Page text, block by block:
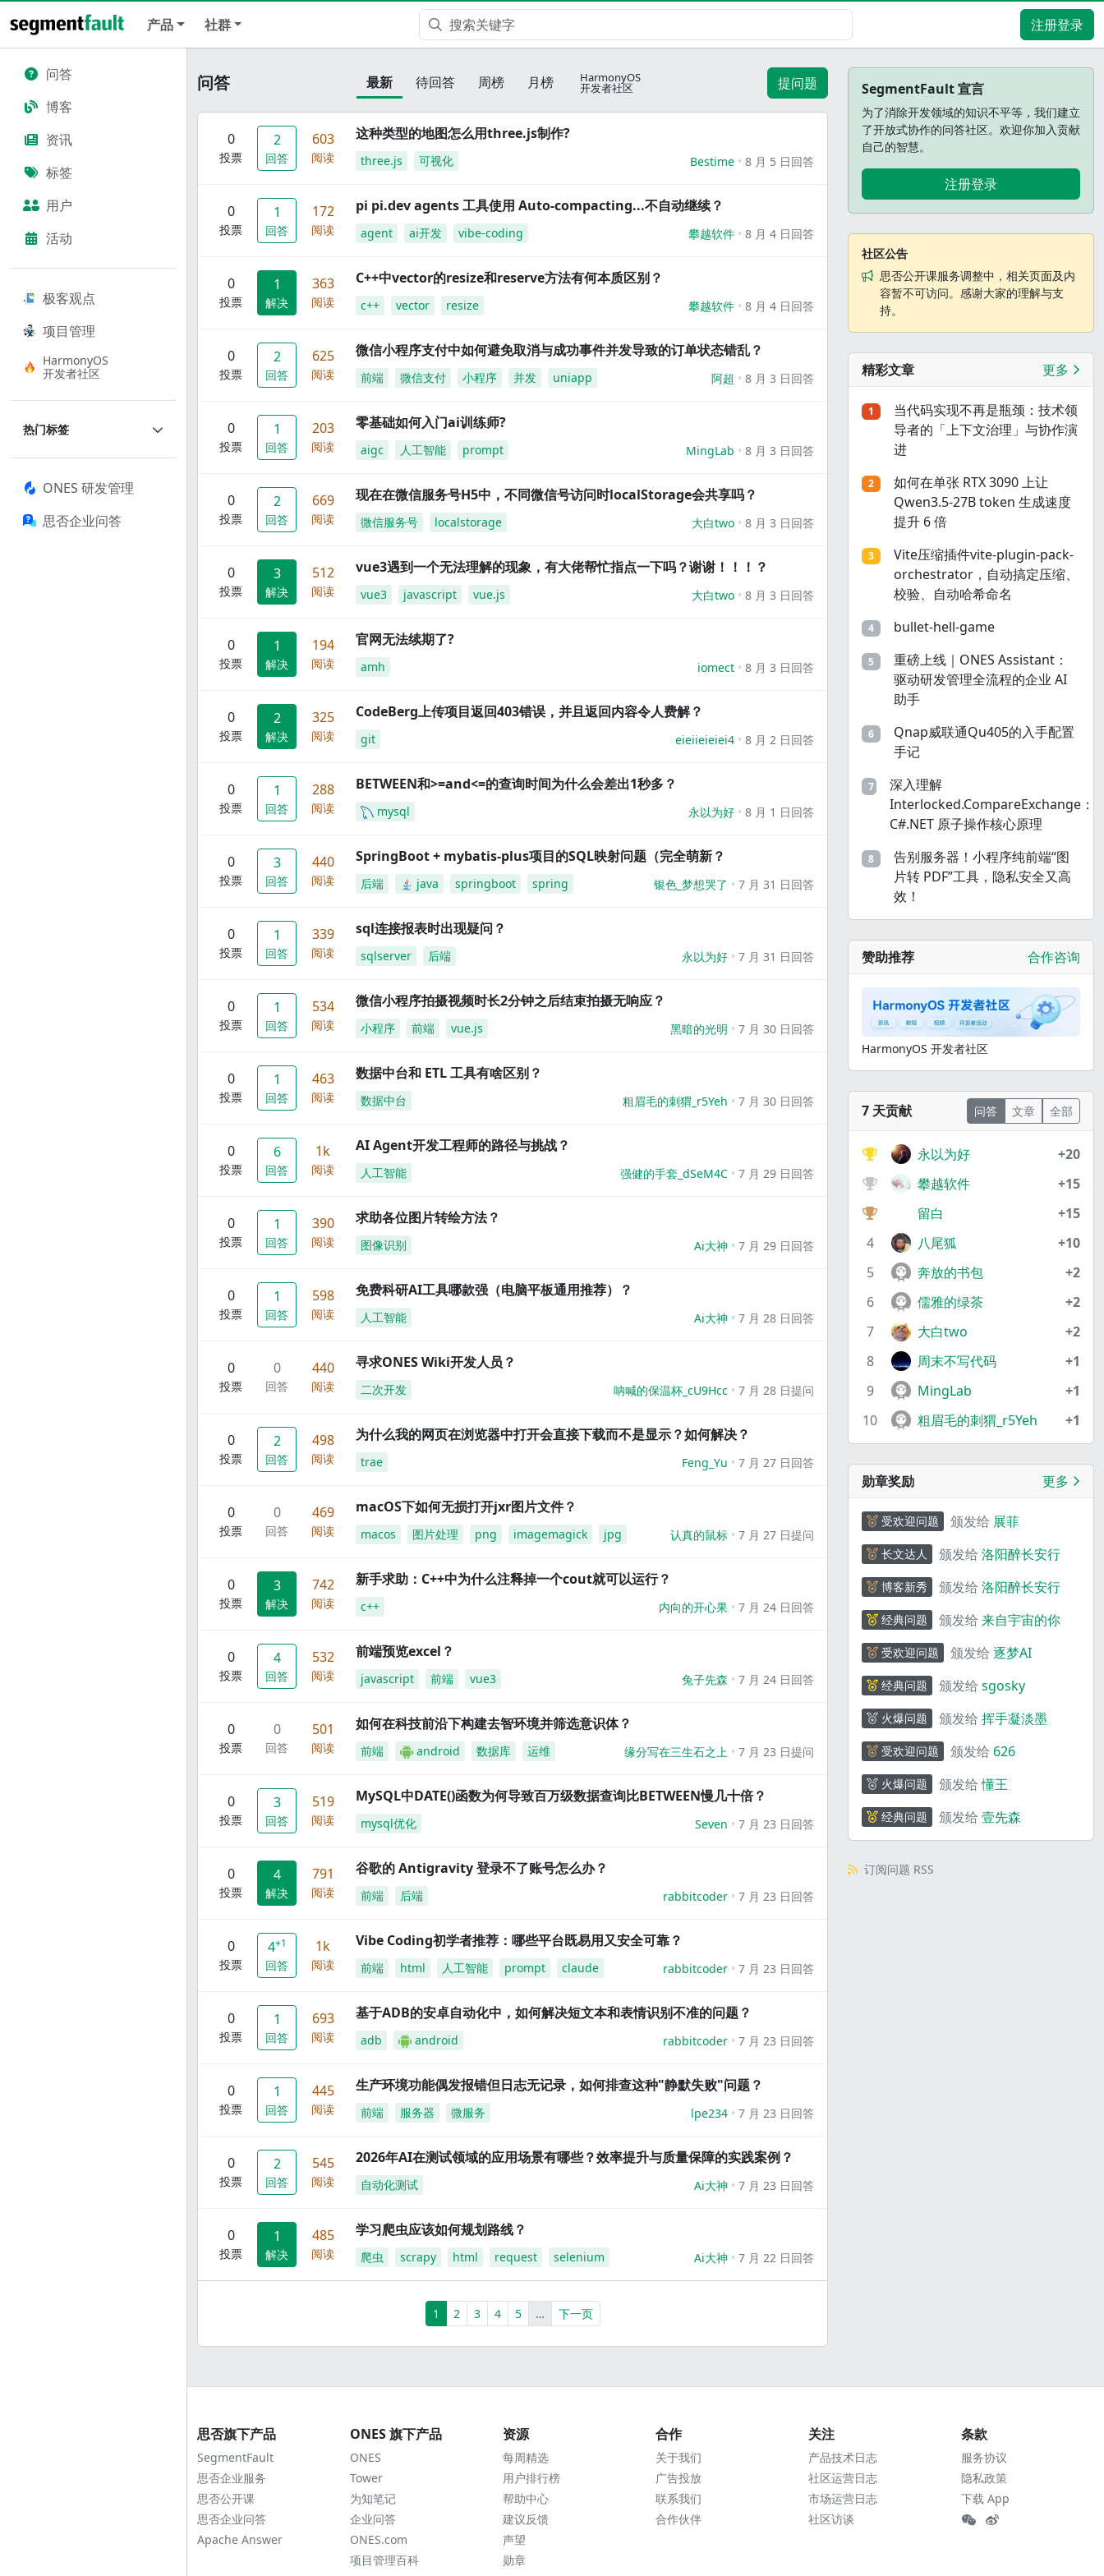
产品 社群 注册登录
问答
博客
资讯
标签
用户
活动
极客观点
项目管理
HarmonyOS
开发者社区
热门标签
ONES 研发管理
思否企业问答
问答 最新 待回答 周榜 月榜 HarmonyOS
开发者社区 提问题
0
投票
2
回答
603
阅读
这种类型的地图怎么用three.js制作?
three.js 可视化 Bestime 8 月 5 日回答
0
投票
1
回答
172
阅读
pi pi.dev agents 工具使用 Auto-compacting...不自动继续？
agent ai开发 vibe-coding 攀越软件 8 月 4 日回答
0
投票
1
解决
363
阅读
C++中vector的resize和reserve方法有何本质区别？
c++ vector resize 攀越软件 8 月 4 日回答
0
投票
2
回答
625
阅读
微信小程序支付中如何避免取消与成功事件并发导致的订单状态错乱？
前端 微信支付 小程序 并发 uniapp 阿超 8 月 3 日回答
0
投票
1
回答
203
阅读
零基础如何入门ai训练师?
aigc 人工智能 prompt MingLab 8 月 3 日回答
0
投票
2
回答
669
阅读
现在在微信服务号H5中，不同微信号访问时localStorage会共享吗？
微信服务号 localstorage 大白two 8 月 3 日回答
0
投票
3
解决
512
阅读
vue3遇到一个无法理解的现象，有大佬帮忙指点一下吗？谢谢！！！？
vue3 javascript vue.js 大白two 8 月 3 日回答
0
投票
1
解决
194
阅读
官网无法续期了?
amh iomect 8 月 3 日回答
0
投票
2
解决
325
阅读
CodeBerg上传项目返回403错误，并且返回内容令人费解？
git eieiieieiei4 8 月 2 日回答
0
投票
1
回答
288
阅读
BETWEEN和>=and<=的查询时间为什么会差出1秒多？
mysql 永以为好 8 月 1 日回答
0
投票
3
回答
440
阅读
SpringBoot + mybatis-plus项目的SQL映射问题（完全萌新？
后端 java springboot spring 银色_梦想哭了 7 月 31 日回答
0
投票
1
回答
339
阅读
sql连接报表时出现疑问？
sqlserver 后端 永以为好 7 月 31 日回答
0
投票
1
回答
534
阅读
微信小程序拍摄视频时长2分钟之后结束拍摄无响应？
小程序 前端 vue.js 黑暗的光明 7 月 30 日回答
0
投票
1
回答
463
阅读
数据中台和 ETL 工具有啥区别？
数据中台 粗眉毛的刺猬_r5Yeh 7 月 30 日回答
0
投票
6
回答
1k
阅读
AI Agent开发工程师的路径与挑战？
人工智能 强健的手套_dSeM4C 7 月 29 日回答
0
投票
1
回答
390
阅读
求助各位图片转绘方法？
图像识别 Ai大神 7 月 29 日回答
0
投票
1
回答
598
阅读
免费科研AI工具哪款强（电脑平板通用推荐）？
人工智能 Ai大神 7 月 28 日回答
0
投票
0
回答
440
阅读
寻求ONES Wiki开发人员？
二次开发 呐喊的保温杯_cU9Hcc 7 月 28 日提问
0
投票
2
回答
498
阅读
为什么我的网页在浏览器中打开会直接下载而不是显示？如何解决？
trae Feng_Yu 7 月 27 日回答
0
投票
0
回答
469
阅读
macOS下如何无损打开jxr图片文件？
macos 图片处理 png imagemagick jpg 认真的鼠标 7 月 27 日提问
0
投票
3
解决
742
阅读
新手求助：C++中为什么注释掉一个cout就可以运行？
c++ 内向的开心果 7 月 24 日回答
0
投票
4
回答
532
阅读
前端预览excel？
javascript 前端 vue3 兔子先森 7 月 24 日回答
0
投票
0
回答
501
阅读
如何在科技前沿下构建去智环境并筛选意识体？
前端 android 数据库 运维 缘分写在三生石之上 7 月 23 日提问
0
投票
3
回答
519
阅读
MySQL中DATE()函数为何导致百万级数据查询比BETWEEN慢几十倍？
mysql优化 Seven 7 月 23 日回答
0
投票
4
解决
791
阅读
谷歌的 Antigravity 登录不了账号怎么办？
前端 后端 rabbitcoder 7 月 23 日回答
0
投票
4+1
回答
1k
阅读
Vibe Coding初学者推荐：哪些平台既易用又安全可靠？
前端 html 人工智能 prompt claude rabbitcoder 7 月 23 日回答
0
投票
1
回答
693
阅读
基于ADB的安卓自动化中，如何解决短文本和表情识别不准的问题？
adb android rabbitcoder 7 月 23 日回答
0
投票
1
回答
445
阅读
生产环境功能偶发报错但日志无记录，如何排查这种"静默失败"问题？
前端 服务器 微服务 lpe234 7 月 23 日回答
0
投票
2
回答
545
阅读
2026年AI在测试领域的应用场景有哪些？效率提升与质量保障的实践案例？
自动化测试 Ai大神 7 月 23 日回答
0
投票
1
解决
485
阅读
学习爬虫应该如何规划路线？
爬虫 scrapy html request selenium Ai大神 7 月 22 日回答
1 (current)
2 3 4 5 …More下一页
SegmentFault 宣言
为了消除开发领域的知识不平等，我们建立
了开放式协作的问答社区。欢迎你加入贡献
自己的智慧。
注册登录
社区公告
思否公开课服务调整中，相关页面及内
容暂不可访问。感谢大家的理解与支
持。
精彩文章 更多
1
当代码实现不再是瓶颈：技术领
导者的「上下文治理」与协作演
进
2
如何在单张 RTX 3090 上让
Qwen3.5-27B token 生成速度
提升 6 倍
3
Vite压缩插件vite-plugin-pack-
orchestrator，自动搞定压缩、
校验、自动哈希命名
4 bullet-hell-game
5
重磅上线｜ONES Assistant：
驱动研发管理全流程的企业 AI
助手
6
Qnap威联通Qu405的入手配置
手记
7
深入理解
Interlocked.CompareExchange：
C#.NET 原子操作核心原理
8
告别服务器！小程序纯前端“图
片转 PDF”工具，隐私安全又高
效！
赞助推荐 合作咨询
HarmonyOS 开发者社区
7 天贡献 问答 文章 全部
永以为好
+20
攀越软件
+15
留白
+15
4
八尾狐
+10
5
奔放的书包
+2
6
儒雅的绿茶
+2
7
大白two
+2
8
周末不写代码
+1
9
MingLab
+1
10
粗眉毛的刺猬_r5Yeh +1
勋章奖励 更多
受欢迎问题 颁发给 展菲
长文达人 颁发给 洛阳醉长安行
博客新秀 颁发给 洛阳醉长安行
经典问题 颁发给 来自宇宙的你
受欢迎问题 颁发给 逐梦AI
经典问题 颁发给 sgosky
火爆问题 颁发给 挥手凝淡墨
受欢迎问题 颁发给 626
火爆问题 颁发给 懂王
经典问题 颁发给 壹先森
订阅问题 RSS
思否旗下产品
SegmentFault
思否企业服务
思否公开课
思否企业问答
Apache Answer
ONES 旗下产品
ONES
Tower
为知笔记
企业问答
ONES.com
项目管理百科
资源
每周精选
用户排行榜
帮助中心
建议反馈
声望
勋章
合作
关于我们
广告投放
联系我们
合作伙伴
关注
产品技术日志
社区运营日志
市场运营日志
社区访谈
条款
服务协议
隐私政策
下载 App